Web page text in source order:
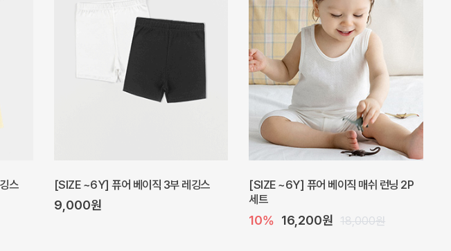
5% 39,000원 41,000원 20% 27,200원 34,000원